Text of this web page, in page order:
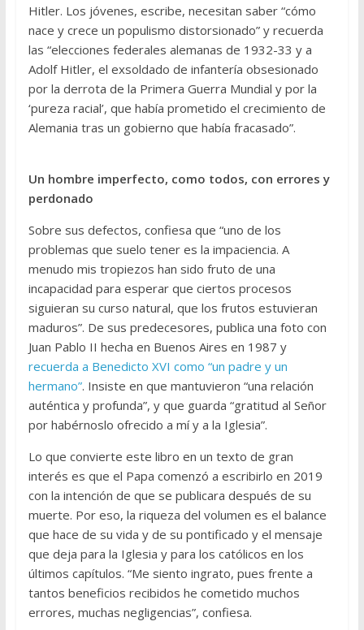
Hitler. Los jóvenes, escribe, necesitan saber “cómo
nace y crece un populismo distorsionado” y recuerda
las “elecciones federales alemanas de 1932-33 y a
Adolf Hitler, el exsoldado de infantería obsesionado
por la derrota de la Primera Guerra Mundial y por la
‘pureza racial’, que había prometido el crecimiento de
Alemania tras un gobierno que había fracasado”.
Un hombre imperfecto, como todos, con errores y
perdonado
Sobre sus defectos, confiesa que “uno de los
problemas que suelo tener es la impaciencia. A
menudo mis tropiezos han sido fruto de una
incapacidad para esperar que ciertos procesos
siguieran su curso natural, que los frutos estuvieran
maduros”. De sus predecesores, publica una foto con
Juan Pablo II hecha en Buenos Aires en 1987 y
recuerda a Benedicto XVI como “un padre y un
hermano”. Insiste en que mantuvieron “una relación
auténtica y profunda”, y que guarda “gratitud al Señor
por habérnoslo ofrecido a mí y a la Iglesia”.
Lo que convierte este libro en un texto de gran
interés es que el Papa comenzó a escribirlo en 2019
con la intención de que se publicara después de su
muerte. Por eso, la riqueza del volumen es el balance
que hace de su vida y de su pontificado y el mensaje
que deja para la Iglesia y para los católicos en los
últimos capítulos. “Me siento ingrato, pues frente a
tantos beneficios recibidos he cometido muchos
errores, muchas negligencias”, confiesa.